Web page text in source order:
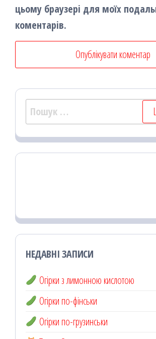
цьому браузері для моїх
коментарів.
Пошук:
НЕДАВНІ ЗАПИСИ
Огірки з лимонною кислотою
Огірки по-фінськи
Огірки по-грузинськи